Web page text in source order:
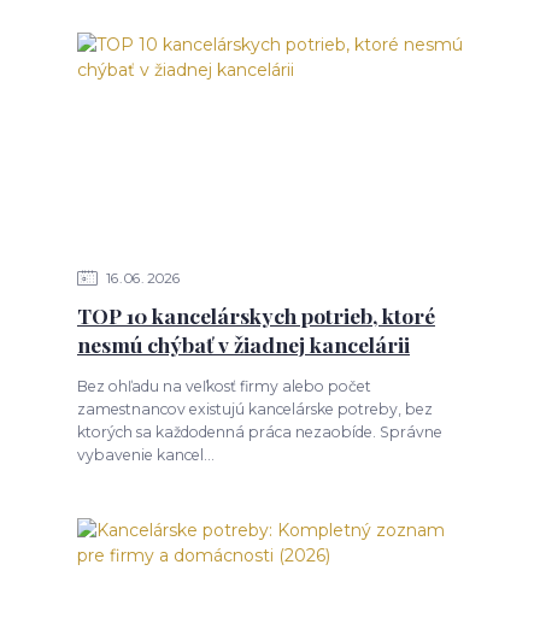
16 06 2026
TOP 10 kancelárskych potrieb, ktoré
nesmú chýbať v žiadnej kancelárii
Bez ohľadu na veľkosť firmy alebo počet
zamestnancov existujú kancelárske potreby, bez
ktorých sa každodenná práca nezaobíde. Správne
vybavenie kancel...